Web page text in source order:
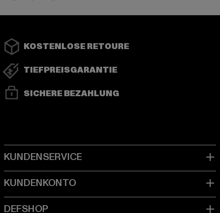
KOSTENLOSE RETOURE
TIEFPREISGARANTIE
SICHERE BEZAHLUNG